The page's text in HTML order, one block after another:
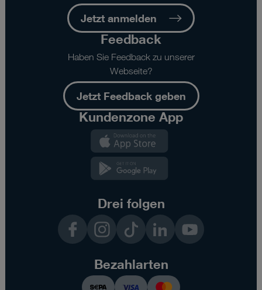
Jetzt anmelden
Feedback
Haben Sie Feedback zu unserer
Webseite?
Jetzt Feedback geben
Kundenzone App
Drei folgen
InstagramTikTok LinkedInYouTube
Bezahlarten